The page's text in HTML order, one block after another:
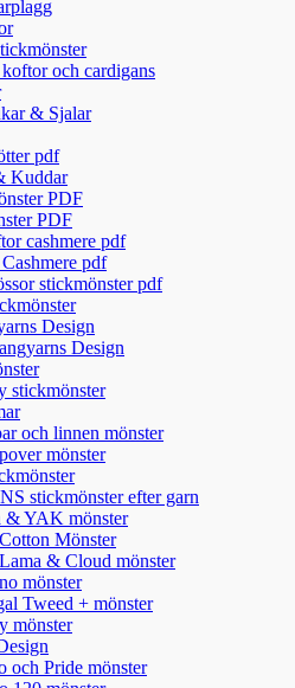
och cardigans
& Sjalar
pdf
Kuddar
PDF
PDF
cashmere pdf
pdf
stickmönster pdf
Design
Design
stickmönster
och linnen mönster
mönster
stickmönster efter garn
& YAK mönster
Mönster
& Cloud mönster
mönster
Tweed + mönster
mönster
och Pride mönster